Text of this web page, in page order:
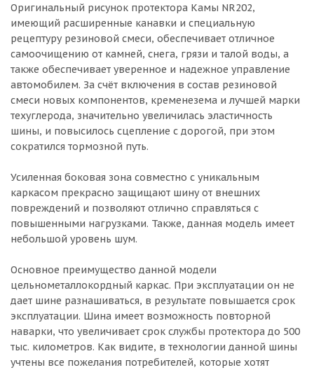
Оригинальный рисунок протектора Камы NR202,
имеющий расширенные канавки и специальную
рецептуру резиновой смеси, обеспечивает отличное
самоочищению от камней, снега, грязи и талой воды, а
также обеспечивает уверенное и надежное управление
автомобилем. За счёт включения в состав резиновой
смеси новых компонентов, кременезема и лучшей марки
техуглерода, значительно увеличилась эластичность
шины, и повысилось сцепление с дорогой, при этом
сократился тормозной путь.
Усиленная боковая зона совместно с уникальным
каркасом прекрасно защищают шину от внешних
повреждений и позволяют отлично справляться с
повышенными нагрузками. Также, данная модель имеет
небольшой уровень шум.
Основное преимущество данной модели
цельнометаллокордный каркас. При эксплуатации он не
дает шине разнашиваться, в результате повышается срок
эксплуатации. Шина имеет возможность повторной
наварки, что увеличивает срок службы протектора до 500
тыс. километров. Как видите, в технологии данной шины
учтены все пожелания потребителей, которые хотят